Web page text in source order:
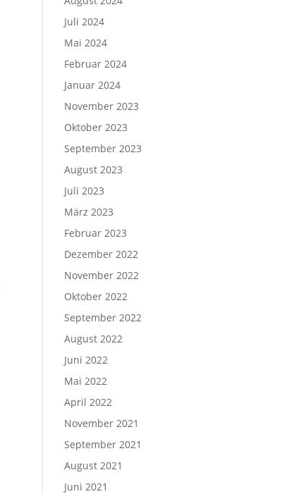
Juli 2024
Mai 2024
Februar 2024
Januar 2024
November 2023
Oktober 2023
September 2023
August 2023
Juli 2023
März 2023
Februar 2023
Dezember 2022
November 2022
Oktober 2022
September 2022
August 2022
Juni 2022
Mai 2022
April 2022
November 2021
September 2021
August 2021
Juni 2021